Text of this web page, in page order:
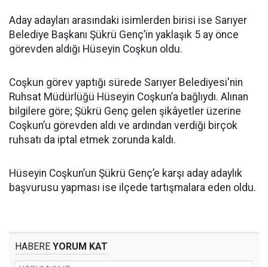
Aday adayları arasındaki isimlerden birisi ise Sarıyer
Belediye Başkanı Şükrü Genç’in yaklaşık 5 ay önce
görevden aldığı Hüseyin Coşkun oldu.
Coşkun görev yaptığı sürede Sarıyer Belediyesi'nin
Ruhsat Müdürlüğü Hüseyin Coşkun’a bağlıydı. Alınan
bilgilere göre; Şükrü Genç gelen şikâyetler üzerine
Coşkun’u görevden aldı ve ardından verdiği birçok
ruhsatı da iptal etmek zorunda kaldı.
Hüseyin Coşkun’un Şükrü Genç’e karşı aday adaylık
başvurusu yapması ise ilçede tartışmalara eden oldu.
HABERE YORUM KAT